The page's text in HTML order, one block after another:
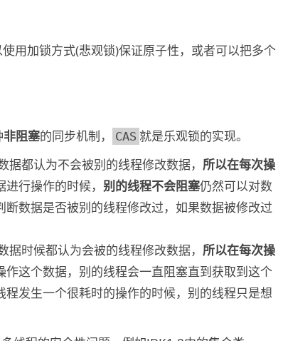
用加锁方式(悲观锁)保证原子性，或者可以把多个
非阻塞的同步机制， CAS 就是乐观锁的实现。
都认为不会被别的线程修改数据， 所以在每次操
行操作的时候， 别的线程不会阻塞仍然可以对数
数据是否被别的线程修改过，如果数据被修改过
时候都认为会被的线程修改数据， 所以在每次操
作这个数据，别的线程会一直阻塞直到获取到这个
发生一个很耗时的操作的时候，别的线程只是想